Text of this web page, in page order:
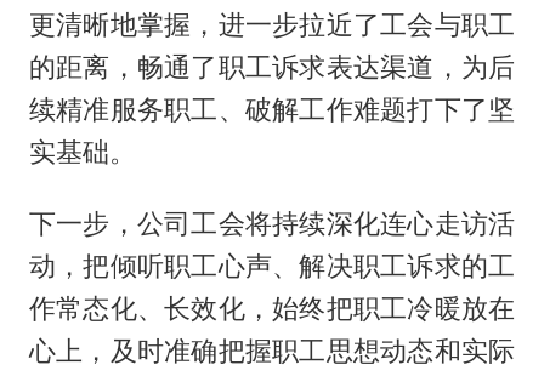
更清晰地掌握，进一步拉近了工会与职工
的距离，畅通了职工诉求表达渠道，为后
续精准服务职工、破解工作难题打下了坚
实基础。
下一步，公司工会将持续深化连心走访活
动，把倾听职工心声、解决职工诉求的工
作常态化、长效化，始终把职工冷暖放在
心上，及时准确把握职工思想动态和实际